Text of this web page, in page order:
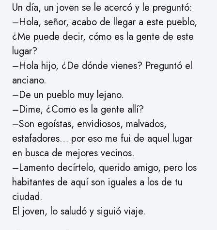
Un día, un joven se le acercó y le preguntó:
–Hola, señor, acabo de llegar a este pueblo,
¿Me puede decir, cómo es la gente de este
lugar?
–Hola hijo, ¿De dónde vienes? Preguntó el
anciano.
–De un pueblo muy lejano.
–Dime, ¿Como es la gente allí?
–Son egoístas, envidiosos, malvados,
estafadores… por eso me fui de aquel lugar
en busca de mejores vecinos.
–Lamento decírtelo, querido amigo, pero los
habitantes de aquí son iguales a los de tu
ciudad.
El joven, lo saludó y siguió viaje.